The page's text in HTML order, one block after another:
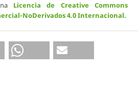
Licencia de Creative Commons
NoDerivados 4.0 Internacional.